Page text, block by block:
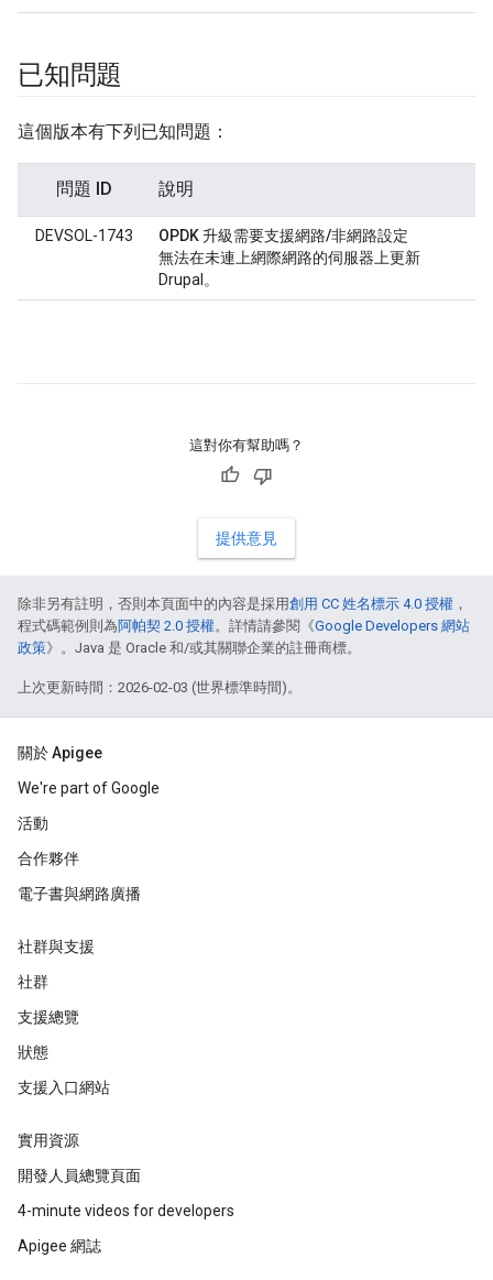
已知問題
這個版本有下列已知問題：
問題 ID 說明
DEVSOL-1743
OPDK 升級需要支援網路/非網路設定
無法在未連上網際網路的伺服器上更新
Drupal。
這對你有幫助嗎？
提供意見
除非另有註明，否則本頁面中的內容是採用創用 CC 姓名標示 4.0 授權 ，
程式碼範例則為阿帕契 2.0 授權。詳情請參閱《Google Developers 網站
政策》。Java 是 Oracle 和/或其關聯企業的註冊商標。
上次更新時間：2026-02-03 (世界標準時間)。
關於 Apigee
We're part of Google
活動
合作夥伴
電子書與網路廣播
社群與支援
社群
支援總覽
狀態
支援入口網站
實用資源
開發人員總覽頁面
4-minute videos for developers
Apigee 網誌